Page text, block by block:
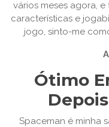
vários meses agora,
características e
jogo, sinto-me
Ótimo
Spaceman é minha